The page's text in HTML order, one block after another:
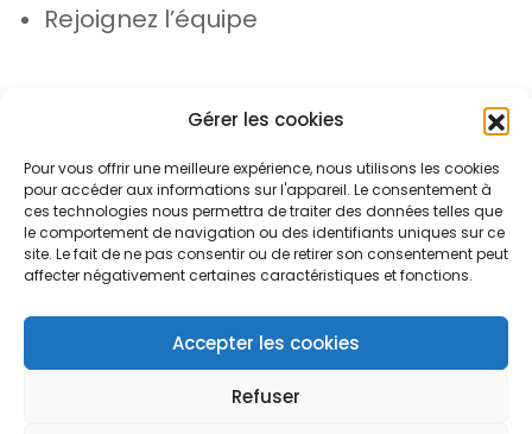
Gérer les cookies
Pour vous offrir une meilleure expérience, nous utilisons les cookies
pour accéder aux informations sur l'appareil. Le consentement à
ces technologies nous permettra de traiter des données telles que
le comportement de navigation ou des identifiants uniques sur ce
site. Le fait de ne pas consentir ou de retirer son consentement peut
affecter négativement certaines caractéristiques et fonctions.
Accepter les cookies
Refuser
Rejoignez l’équipe
© Azergo 2026 - Tous droits réservés
Protection des données